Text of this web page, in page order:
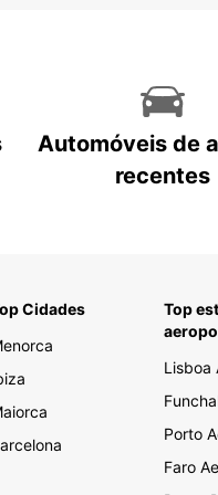
Automóveis de
recentes
Cidades
Top
Lisboa
Porto
Faro